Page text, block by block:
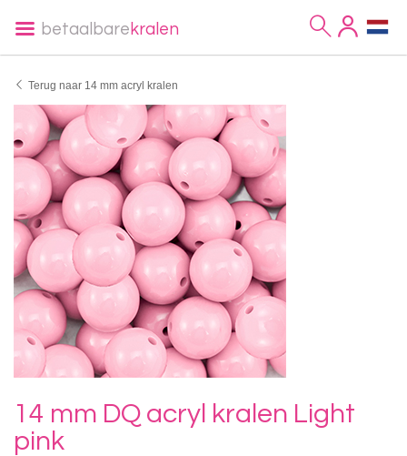
betaalbare kralen
Terug naar 14 mm acryl kralen
14 mm DQ acryl kralen Light
pink